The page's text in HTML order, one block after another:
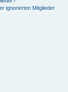
ignorierten Mitglieder